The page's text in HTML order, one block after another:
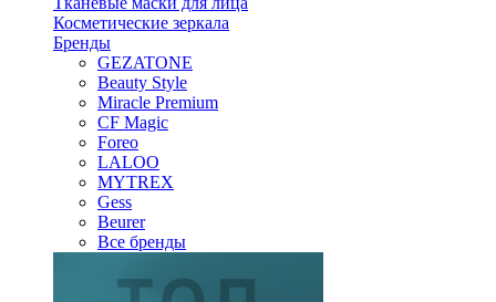
Косметические зеркала
Бренды
GEZATONE
Beauty Style
Miracle Premium
CF Magic
Foreo
LALOO
MYTREX
Gess
Beurer
Все бренды